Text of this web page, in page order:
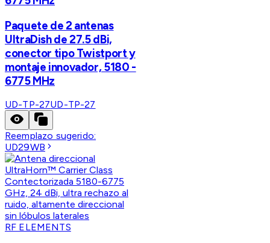
Paquete de 2 antenas
UltraDish de 27.5 dBi,
conector tipo Twistport y
montaje innovador, 5180 -
6775 MHz
UD-TP-27UD-TP-27
Reemplazo sugerido:
UD29WB
RF ELEMENTS